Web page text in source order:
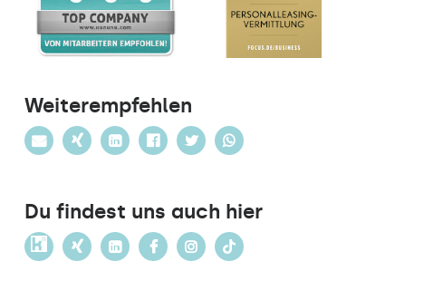
Weiterempfehlen
Du findest uns auch hier